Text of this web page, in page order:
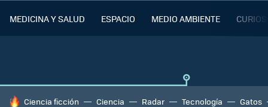
MEDICINA Y SALUD ESPACIO MEDIO AMBIENTE
HOY SE HABLA DE
Ciencia ficción Ciencia Radar Tecnología Gatos